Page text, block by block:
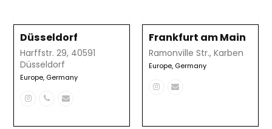
Düsseldorf
Harffstr. 29, 40591
Düsseldorf
Europe, Germany
Instagram
NúmeroCorreo
Frankfurt am Main
Ramonville Str., Karben
Europe, Germany
Instagram
Correo